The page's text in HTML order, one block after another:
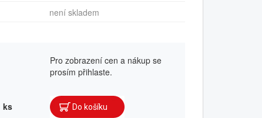
není skladem
Pro zobrazení cen a nákup se
prosím přihlaste.
ks